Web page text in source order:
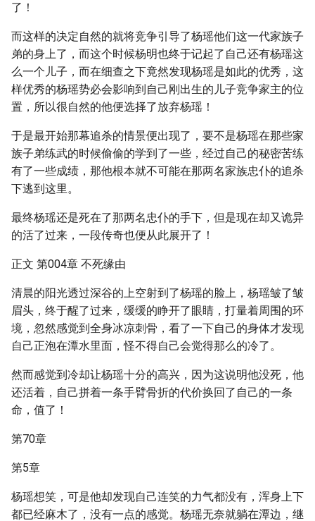
了！
而这样的决定自然的就将竞争引导了杨瑶他们这一代家族子
弟的身上了，而这个时候杨明也终于记起了自己还有杨瑶这
么一个儿子，而在细查之下竟然发现杨瑶是如此的优秀，这
样优秀的杨瑶势必会影响到自己刚出生的儿子竞争家主的位
置，所以很自然的他便选择了放弃杨瑶！
于是最开始那幕追杀的情景便出现了，要不是杨瑶在那些家
族子弟练武的时候偷偷的学到了一些，经过自己的秘密苦练
有了一些成绩，那他根本就不可能在那两名家族忠仆的追杀
下逃到这里。
最终杨瑶还是死在了那两名忠仆的手下，但是现在却又诡异
的活了过来，一段传奇也便从此展开了！
正文 第004章 不死缘由
清晨的阳光透过深谷的上空射到了杨瑶的脸上，杨瑶皱了皱
眉头，终于醒了过来，缓缓的睁开了眼睛，打量着周围的环
境，忽然感觉到全身冰凉刺骨，看了一下自己的身体才发现
自己正泡在潭水里面，怪不得自己会觉得那么的冷了。
然而感觉到冷却让杨瑶十分的高兴，因为这说明他没死，他
还活着，自己拼着一条手臂骨折的代价换回了自己的一条
命，值了！
第70章
第5章
杨瑶想笑，可是他却发现自己连笑的力气都没有，浑身上下
都已经麻木了，没有一点的感觉。杨瑶无奈就躺在潭边，继